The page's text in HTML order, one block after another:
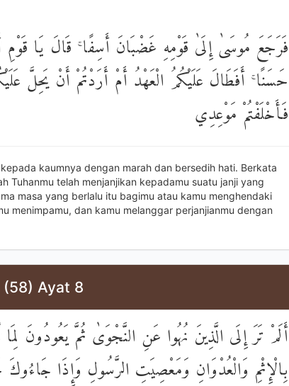
فَرَجَعَ مُوسَىٰ إِلَىٰ قَوْمِهِ غَضْبَانَ أَسِفًا ۚ قَالَ يَا
حَسَنًا ۚ أَفَطَالَ عَلَيْكُمُ الْعَهْدُ أَمْ أَرَدْتُمْ أَنْ يَحِلَّ
فَأَخْلَفْتُمْ مَوْعِدِي
kaumnya dengan marah dan bersedih hati. Berkata
Tuhanmu telah menjanjikan kepadamu suatu janji yang
masa yang berlalu itu bagimu atau kamu menghendaki
menimpamu, dan kamu melanggar perjanjianmu dengan
Ayat 8
أَلَمْ تَرَ إِلَى الَّذِينَ نُهُوا عَنِ النَّجْوَىٰ ثُمَّ يَعُودُونَ
بِالْإِثْمِ وَالْعُدْوَانِ وَمَعْصِيَتِ الرَّسُولِ وَإِذَا